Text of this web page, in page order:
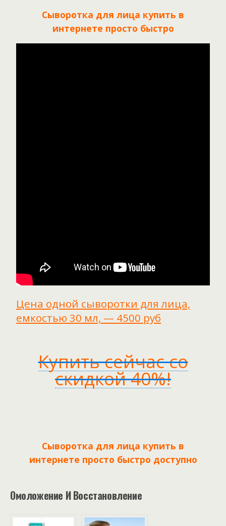
Сыворотка для лица купить в
интернете просто быстро
Цена одной сыворотки для лица,
емкостью 30 мл, — 4500 руб
Купить сейчас со
скидкой 40%!
Сыворотка для лица купить в
интернете просто быстро доступно
Омоложение И Восстановление